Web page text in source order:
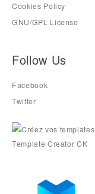
Cookies Policy
GNU/GPL License
Follow Us
Facebook
Twitter